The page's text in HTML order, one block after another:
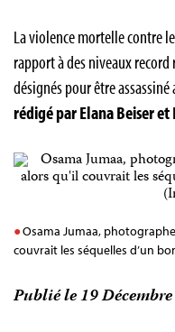
La violence mortelle contre
rapport à des niveaux
désignés pour être
rédigé par Elana Beiser
Osama Jumaa,
couvrait les séquelles d’un
Publié le 19